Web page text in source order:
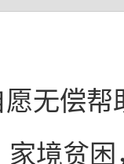
无偿
境贫